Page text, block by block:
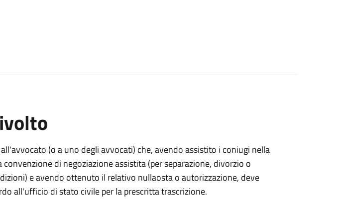
(o a uno degli avvocati) che, avendo assistito i coniugi nella
di negoziazione assistita (per separazione, divorzio o
e avendo ottenuto il relativo nullaosta o autorizzazione, deve
all'ufficio di stato civile per la prescritta trascrizione.